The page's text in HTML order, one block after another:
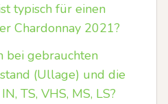
typisch für einen
Chardonnay 2021?
bei gebrauchten
(Ullage) und die
TS, VHS, MS, LS?